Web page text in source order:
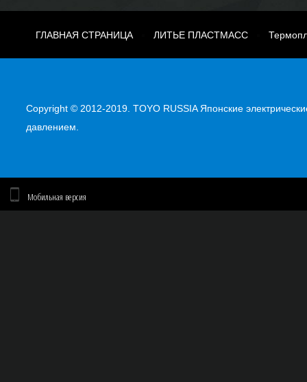
ГЛАВНАЯ СТРАНИЦА ЛИТЬЕ ПЛАСТМАСС
Copyright © 2012-2019. TOYO RUSSIA Японские
давлением.
Мобильная версия